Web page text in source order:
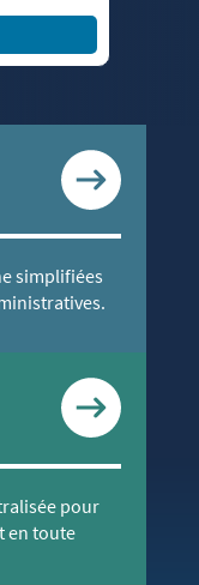
simplifiées
pour
en toute